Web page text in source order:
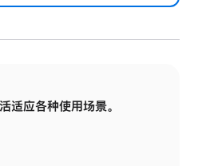
适应各种使用场景。